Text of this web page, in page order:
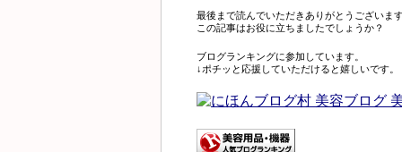
最後まで読んでいただきありがとうございま
この記事はお役に立ちましたでしょうか？
ブログランキングに参加しています。
↓ポチッと応援していただけると嬉しいです。